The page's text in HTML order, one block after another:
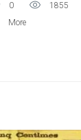
0
1855
More